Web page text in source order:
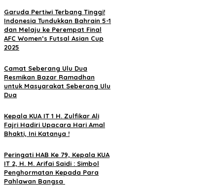
Garuda Pertiwi Terbang Tinggi!
Indonesia Tundukkan Bahrain 5-1
dan Melaju ke Perempat Final
AFC Women’s Futsal Asian Cup
2025
Camat Seberang Ulu Dua
Resmikan Bazar Ramadhan
untuk Masyarakat Seberang Ulu
Dua
Kepala KUA IT 1 H. Zulfikar Ali
Fajri Hadiri Upacara Hari Amal
Bhakti, Ini Katanya !
Peringati HAB Ke 79, Kepala KUA
IT 2, H. M. Arifai Saidi : Simbol
Penghormatan Kepada Para
Pahlawan Bangsa